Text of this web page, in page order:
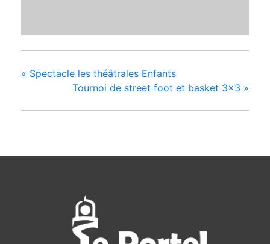
« Spectacle les théâtrales Enfants
Tournoi de street foot et basket 3×3 »